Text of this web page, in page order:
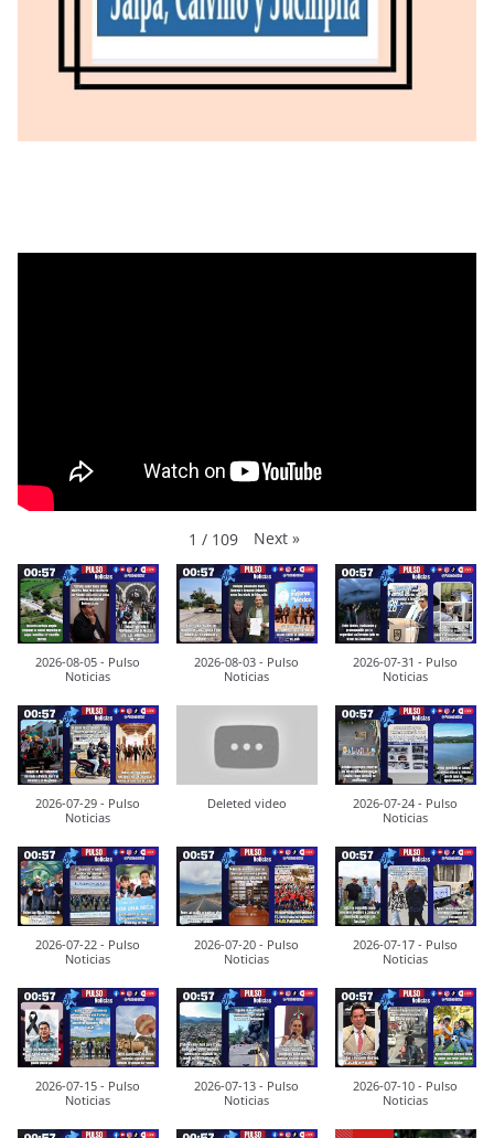
1 / 109 Next »
2026-08-05 - Pulso
Noticias
2026-08-03 - Pulso
Noticias
2026-07-31 - Pulso
Noticias
2026-07-29 - Pulso
Noticias
Deleted video
2026-07-24 - Pulso
Noticias
2026-07-22 - Pulso
Noticias
2026-07-20 - Pulso
Noticias
2026-07-17 - Pulso
Noticias
2026-07-15 - Pulso
Noticias
2026-07-13 - Pulso
Noticias
2026-07-10 - Pulso
Noticias